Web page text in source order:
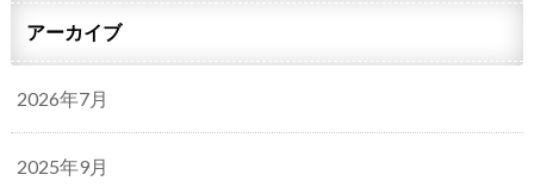
アーカイブ
2026年7月
2025年9月